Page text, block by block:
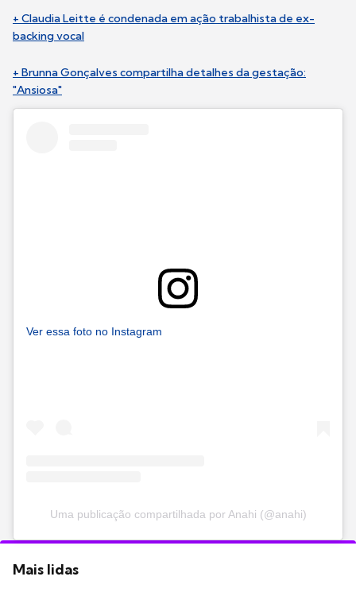
+ Claudia Leitte é condenada em ação trabalhista de ex-
backing vocal
+ Brunna Gonçalves compartilha detalhes da gestação:
"Ansiosa"
Ver essa foto no Instagram
Uma publicação compartilhada por Anahi (@anahi)
Mais lidas